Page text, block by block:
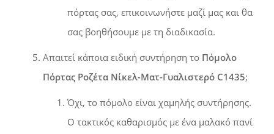
πόρτας σας, επικοινωνήστε μαζί μας και θα
σας βοηθήσουμε με τη διαδικασία.
Απαιτεί κάποια ειδική συντήρηση το Πόμολο
Πόρτας Ροζέτα Νίκελ-Ματ-Γυαλιστερό C1435;
Όχι, το πόμολο είναι χαμηλής συντήρησης.
Ο τακτικός καθαρισμός με ένα μαλακό πανί